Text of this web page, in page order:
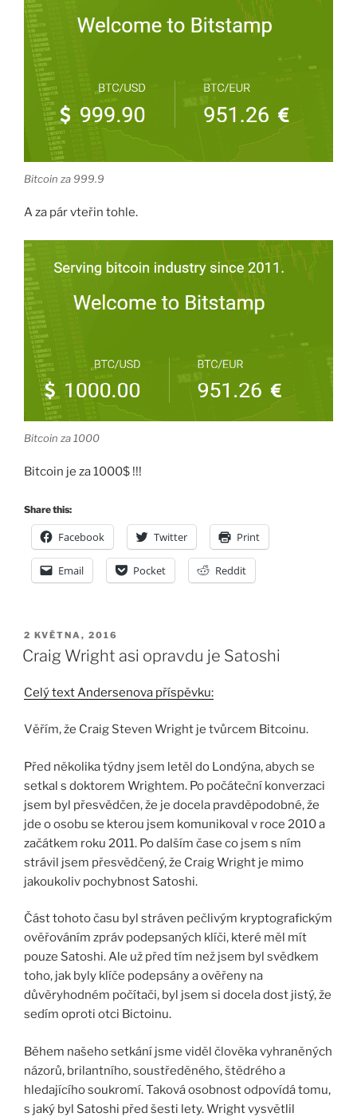
Bitcoin za 999.9
A za pár vteřin tohle.
Bitcoin za 1000
Bitcoin je za 1000$ !!!
Share this:
Facebook Twitter Print
Email Pocket Reddit
PUBLIKOVÁNO
2 KVĚTNA, 2016
Craig Wright asi opravdu je Satoshi
Celý text Andersenova příspěvku:
Věřím, že Craig Steven Wright je tvůrcem Bitcoinu.
Před několika týdny jsem letěl do Londýna, abych se
setkal s doktorem Wrightem. Po počáteční konverzaci
jsem byl přesvědčen, že je docela pravděpodobné, že
jde o osobu se kterou jsem komunikoval v roce 2010 a
začátkem roku 2011. Po dalším čase co jsem s ním
strávil jsem přesvědčený, že Craig Wright je mimo
jakoukoliv pochybnost Satoshi.
Část tohoto času byl stráven pečlivým kryptografickým
ověřováním zpráv podepsaných klíči, které měl mít
pouze Satoshi. Ale už před tím než jsem byl svědkem
toho, jak byly klíče podepsány a ověřeny na
důvěryhodném počítači, byl jsem si docela dost jistý, že
sedím oproti otci Bictoinu.
Během našeho setkání jsme viděl člověka vyhraněných
názorů, brilantního, soustředěného, štědrého a
hledajícího soukromí. Taková osobnost odpovídá tomu,
s jaký byl Satoshi před šesti lety. Wright vysvětlil